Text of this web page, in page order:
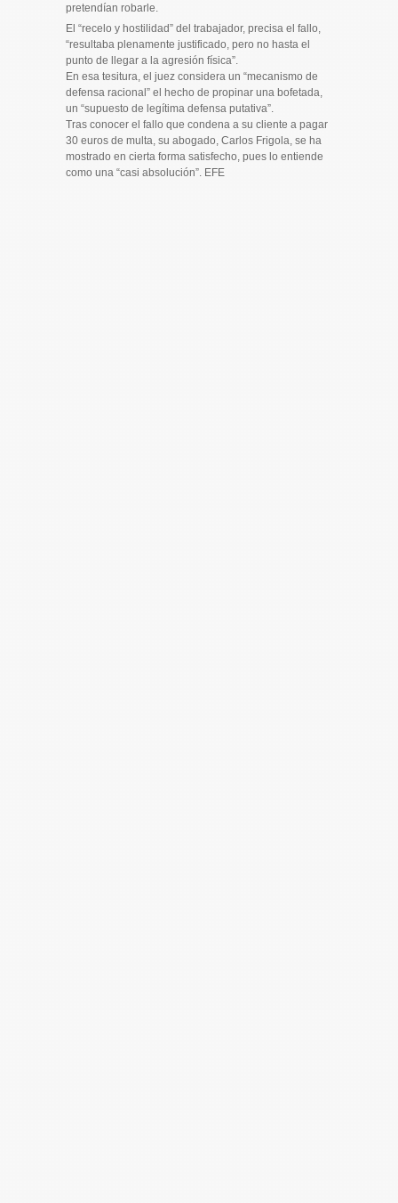
pretendían robarle.
El “recelo y hostilidad” del trabajador, precisa el fallo,
“resultaba plenamente justificado, pero no hasta el
punto de llegar a la agresión física”.
En esa tesitura, el juez considera un “mecanismo de
defensa racional” el hecho de propinar una bofetada,
un “supuesto de legítima defensa putativa”.
Tras conocer el fallo que condena a su cliente a pagar
30 euros de multa , su abogado, Carlos Frigola, se ha
mostrado en cierta forma satisfecho, pues lo entiende
como una “casi absolución”. EFE